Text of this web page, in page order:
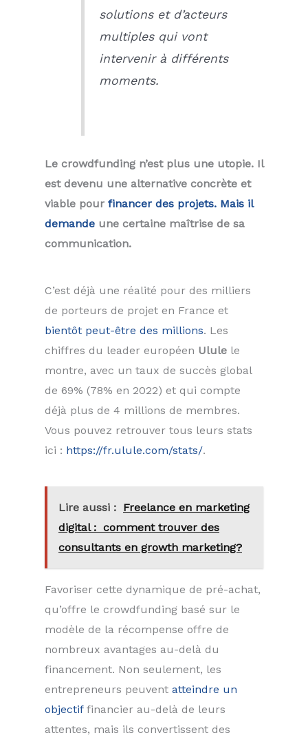
solutions et d’acteurs
multiples qui vont
intervenir à différents
moments.
Le crowdfunding n’est plus une utopie. Il
est devenu une alternative concrète et
viable pour financer des projets. Mais il
demande une certaine maîtrise de sa
communication.
C’est déjà une réalité pour des milliers
de porteurs de projet en France et
bientôt peut-être des millions. Les
chiffres du leader européen Ulule le
montre, avec un taux de succès global
de 69% (78% en 2022) et qui compte
déjà plus de 4 millions de membres.
Vous pouvez retrouver tous leurs stats
ici : https://fr.ulule.com/stats/.
Lire aussi : Freelance en marketing
digital : comment trouver des
consultants en growth marketing?
Favoriser cette dynamique de pré-achat,
qu’offre le crowdfunding basé sur le
modèle de la récompense offre de
nombreux avantages au-delà du
financement. Non seulement, les
entrepreneurs peuvent atteindre un
objectiffinancier au-delà de leurs
attentes, mais ils convertissent des